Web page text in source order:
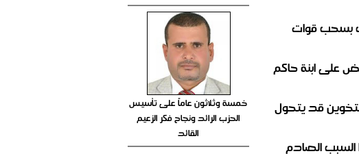
بسحب قوات
على ابنة حاكم
قد يتحول
السبب الصادم
خمسة وثلاثون عاماً على تأسيس
الحزب الرائد ونجاح فكر الزعيم
القائد